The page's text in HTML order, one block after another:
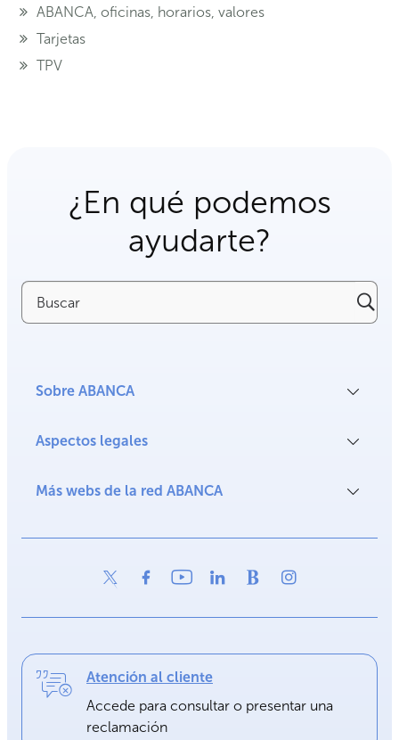
ABANCA, oficinas, horarios, valores
Tarjetas
TPV
¿En qué podemos
ayudarte?
Buscar
Sobre ABANCA
Aspectos legales
Más webs de la red ABANCA
Atención al cliente
Accede para consultar o presentar una
reclamación